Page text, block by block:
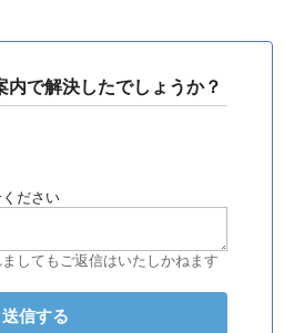
内で解決したでしょうか？
ださい
してもご返信はいたしかねます